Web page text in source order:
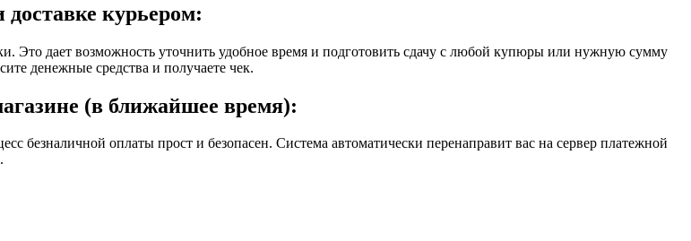
курьером:
Это дает возможность уточнить удобное время и подготовить сдачу с любой купюры или нужную сумму
денежные средства и получаете чек.
(в ближайшее время):
безналичной оплаты прост и безопасен. Система автоматически перенаправит вас на сервер платежной